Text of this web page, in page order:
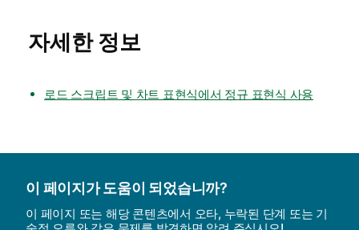
자세한 정보
로드 스크립트 및 차트 표현식에서 정규 표현식 사용
이 페이지가 도움이 되었습니까?
이 페이지 또는 해당 콘텐츠에서 오타, 누락된 단계 또는 기